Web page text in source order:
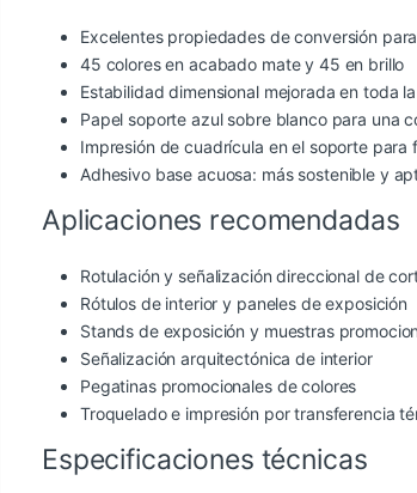
Excelentes propiedades de conversión
45 colores en acabado mate y 45 en brillo
Estabilidad dimensional mejorada en toda
Papel soporte azul sobre blanco para una
Impresión de cuadrícula en el soporte para
Adhesivo base acuosa: más sostenible y
Aplicaciones recomendadas
Rotulación y señalización direccional de
Rótulos de interior y paneles de exposición
Stands de exposición y muestras
Señalización arquitectónica de interior
Pegatinas promocionales de colores
Troquelado e impresión por transferencia
Especificaciones técnicas